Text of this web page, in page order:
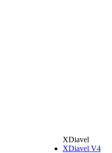
XDiavel
XDiavel V4